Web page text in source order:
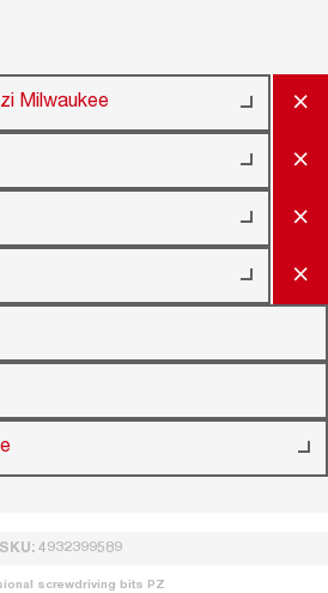
Milwaukee ×
×
×
×
SKU: 4932399589
screwdriving bits PZ